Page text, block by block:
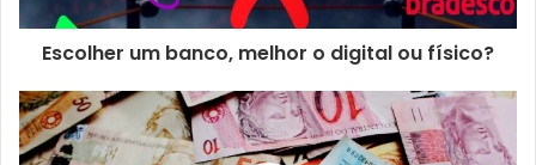
Escolher um banco, melhor o digital ou físico?